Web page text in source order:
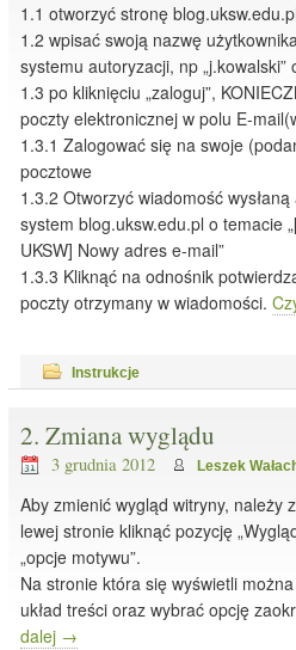
1.1 otworzyć stronę
1.2 wpisać swoją nazwę
systemu autoryzacji, np „j.kowalski”
1.3 po kliknięciu „zaloguj”,
poczty elektronicznej w polu E-
1.3.1 Zalogować się na swoje
pocztowe
1.3.2 Otworzyć wiadomość
system blog.uksw.edu.pl o temacie
UKSW] Nowy adres e-mail”
1.3.3 Kliknąć na odnośnik
poczty otrzymany w wiadomości.
Instrukcje
2. Zmiana wyglądu
3 grudnia 2012 Leszek
Aby zmienić wygląd witryny, należy
lewej stronie kliknąć pozycję
„opcje motywu”.
Na stronie która się wyświetli
układ treści oraz wybrać opcję
dalej →